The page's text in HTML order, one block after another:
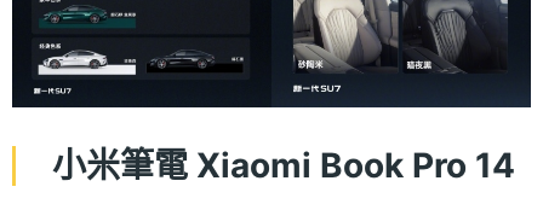
小米筆電 Xiaomi Book Pro 14